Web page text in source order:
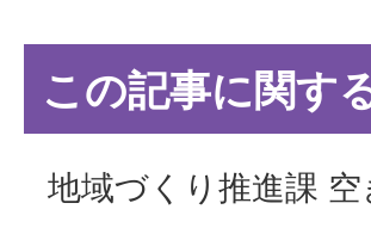
この記事に関す
地域づくり推進課